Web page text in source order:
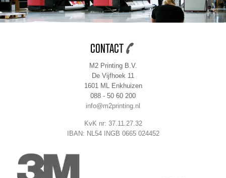
CONTACT
M2 Printing B.V.
De Vijfhoek 11
1601 ML Enkhuizen
088 - 50 60 200
info@m2printing.nl
KvK nr: 37.11.27.32
IBAN: NL54 INGB 0665 024452